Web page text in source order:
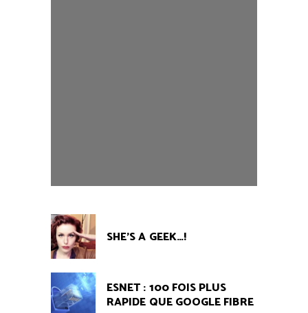
SHE'S A GEEK…!
ESNET : 100 FOIS PLUS
RAPIDE QUE GOOGLE FIBRE